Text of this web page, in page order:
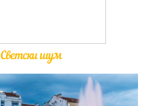
Светски шум